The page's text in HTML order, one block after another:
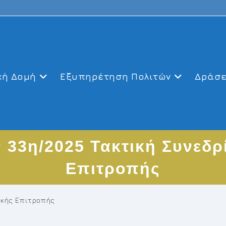
Δομή Εξυπηρέτηση Πολιτών
2025 Τακτική
Επιτροπής
Επιτροπής